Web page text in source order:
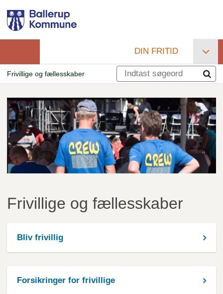
hovedindhold
Primær
navigation
DIN FRITID
Frivillige og fællesskaber
Frivillige og fællesskaber
Bliv frivillig
Forsikringer for frivillige